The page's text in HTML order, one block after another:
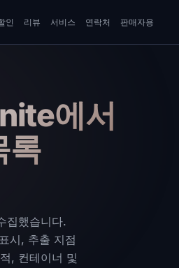
인 리뷰 서비스 연락처 판매자용
에서
록
집했습니다.
시, 추출 지점
, 컨테이너 및